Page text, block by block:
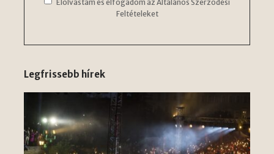
Feltételeket
Legfrissebb hírek